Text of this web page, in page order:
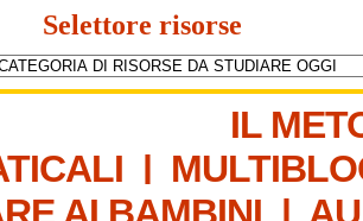
Selettore risorse
IL
|